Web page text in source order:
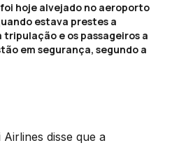
hoje alvejado no aeroporto
estava prestes a
tripulação e os passageiros a
em segurança, segundo a
disse que a